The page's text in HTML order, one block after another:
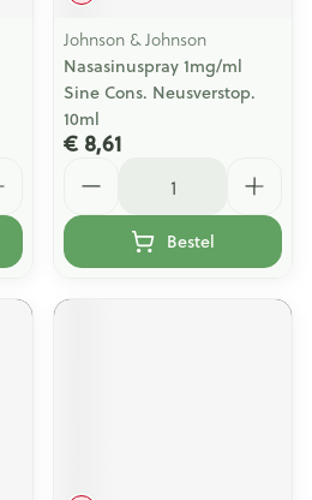
Johnson & Johnson
Nasasinuspray 1mg/ml
Sine Cons. Neusverstop.
10ml
€ 8,61
Bestel